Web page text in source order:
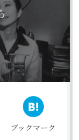
ブックマーク